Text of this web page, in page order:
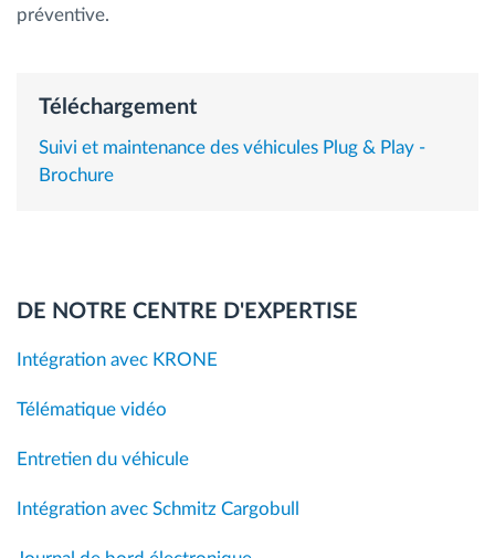
préventive.
Téléchargement
Suivi et maintenance des véhicules Plug & Play -
Brochure
DE NOTRE CENTRE D'EXPERTISE
Intégration avec KRONE
Télématique vidéo
Entretien du véhicule
Intégration avec Schmitz Cargobull